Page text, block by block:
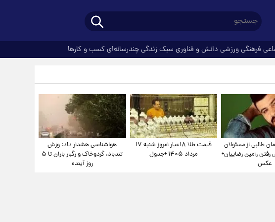
فرهنگیورزشی دانش و فناوری سبک زندگیچندرسانه‌ای کسب و کارها
طالبی از مسئولان
رفتن رامین رضاییان+
عکس
قیمت طلا ۱۸عیار امروز شنبه ۱۷
مرداد ۱۴۰۵ +جدول
هواشناسی هشدار داد: وزش
تندباد، گردوخاک و رگبار باران تا ۵
روز آینده